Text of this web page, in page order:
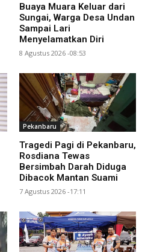
Buaya Muara Keluar dari
Sungai, Warga Desa Undan
Sampai Lari
Menyelamatkan Diri
8 Agustus 2026 -08:53
Pekanbaru
Tragedi Pagi di Pekanbaru,
Rosdiana Tewas
Bersimbah Darah Diduga
Dibacok Mantan Suami
7 Agustus 2026 -17:11